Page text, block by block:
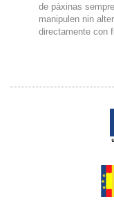
de páxinas
manipulen nin
directamente con